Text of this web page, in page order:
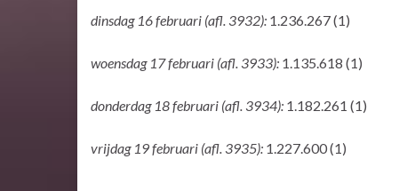
dinsdag 16 februari (afl. 3932): 1.236.267 (1)
woensdag 17 februari (afl. 3933): 1.135.618 (1)
donderdag 18 februari (afl. 3934): 1.182.261 (1)
vrijdag 19 februari (afl. 3935): 1.227.600 (1)